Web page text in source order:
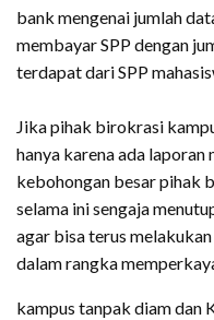
bank mengenai jumlah
membayar SPP dengan
terdapat dari SPP
Jika pihak birokrasi
hanya karena ada laporan
kebohongan besar pihak
selama ini sengaja
agar bisa terus
dalam rangka
kampus tanpak diam dan